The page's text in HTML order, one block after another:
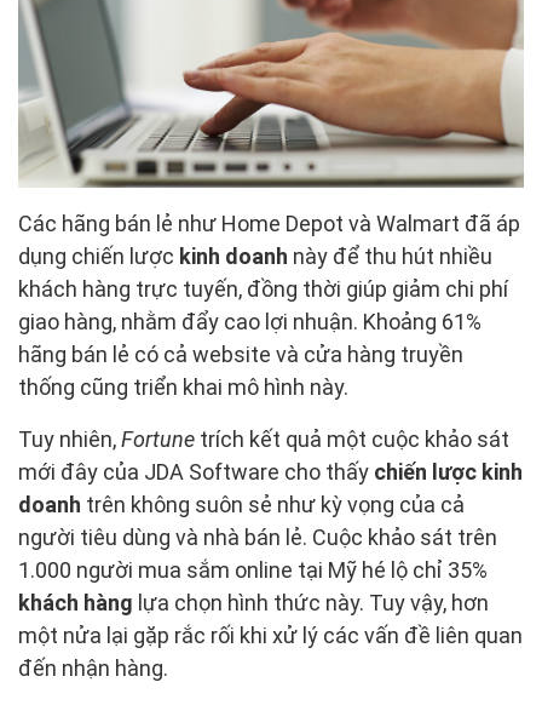
Các hãng bán lẻ như Home Depot và Walmart đã áp
dụng chiến lược kinh doanh này để thu hút nhiều
khách hàng trực tuyến, đồng thời giúp giảm chi phí
giao hàng, nhằm đẩy cao lợi nhuận. Khoảng 61%
hãng bán lẻ có cả website và cửa hàng truyền
thống cũng triển khai mô hình này.
Tuy nhiên,Fortune trích kết quả một cuộc khảo sát
mới đây của JDA Software cho thấy chiến lược kinh
doanh trên không suôn sẻ như kỳ vọng của cả
người tiêu dùng và nhà bán lẻ. Cuộc khảo sát trên
1.000 người mua sắm online tại Mỹ hé lộ chỉ 35%
khách hàng lựa chọn hình thức này. Tuy vậy, hơn
một nửa lại gặp rắc rối khi xử lý các vấn đề liên quan
đến nhận hàng.